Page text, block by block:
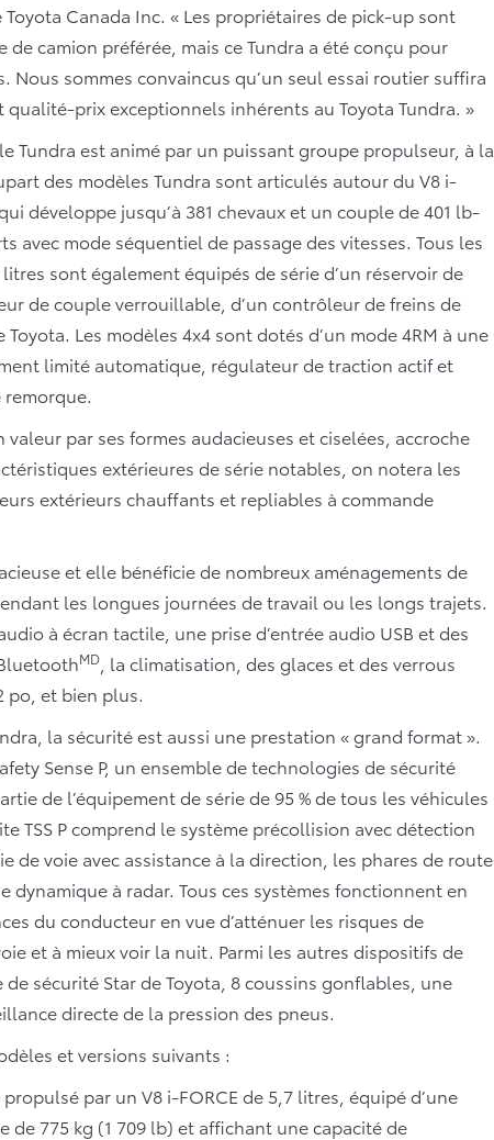
Canada Inc. « Les propriétaires de pick-up sont
camion préférée, mais ce Tundra a été conçu pour
Nous sommes convaincus qu’un seul essai routier suffira
prix exceptionnels inhérents au Toyota Tundra. »
Tundra est animé par un puissant groupe propulseur, à la
des modèles Tundra sont articulés autour du V8 i-
développe jusqu’à 381 chevaux et un couple de 401 lb-
avec mode séquentiel de passage des vitesses. Tous les
sont également équipés de série d’un réservoir de
de couple verrouillable, d’un contrôleur de freins de
Les modèles 4x4 sont dotés d’un mode 4RM à une
limité automatique, régulateur de traction actif et
valeur par ses formes audacieuses et ciselées, accroche
extérieures de série notables, on notera les
extérieurs chauffants et repliables à commande
et elle bénéficie de nombreux aménagements de
les longues journées de travail ou les longs trajets.
à écran tactile, une prise d’entrée audio USB et des
MD , la climatisation, des glaces et des verrous
po, et bien plus.
la sécurité est aussi une prestation « grand format ».
Sense P, un ensemble de technologies de sécurité
de l’équipement de série de 95 % de tous les véhicules
TSS P comprend le système précollision avec détection
de voie avec assistance à la direction, les phares de route
à radar. Tous ces systèmes fonctionnent en
du conducteur en vue d’atténuer les risques de
et à mieux voir la nuit. Parmi les autres dispositifs de
sécurité Star de Toyota, 8 coussins gonflables, une
directe de la pression des pneus.
et versions suivants :
par un V8 i-FORCE de 5,7 litres, équipé d’une
de 775 kg (1 709 lb) et affichant une capacité de